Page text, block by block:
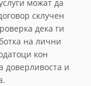
можат да
склучен
дека ги
на лични
кон
доверливоста и